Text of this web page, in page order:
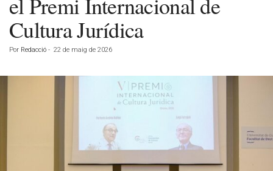
Cultura Jurídica
Por Redacció - 22 de maig de 2026